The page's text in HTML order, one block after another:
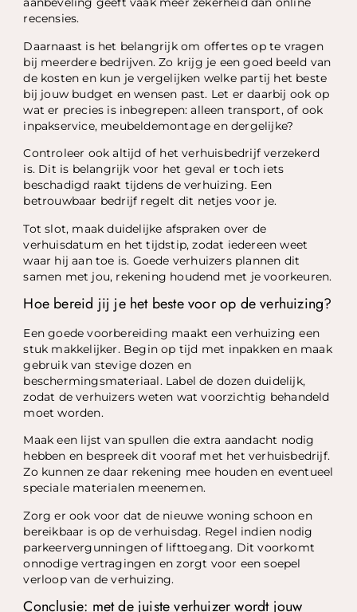
aanbeveling geeft vaak meer zekerheid dan online
recensies.
Daarnaast is het belangrijk om offertes op te vragen
bij meerdere bedrijven. Zo krijg je een goed beeld van
de kosten en kun je vergelijken welke partij het beste
bij jouw budget en wensen past. Let er daarbij ook op
wat er precies is inbegrepen: alleen transport, of ook
inpakservice, meubeldemontage en dergelijke?
Controleer ook altijd of het verhuisbedrijf verzekerd
is. Dit is belangrijk voor het geval er toch iets
beschadigd raakt tijdens de verhuizing. Een
betrouwbaar bedrijf regelt dit netjes voor je.
Tot slot, maak duidelijke afspraken over de
verhuisdatum en het tijdstip, zodat iedereen weet
waar hij aan toe is. Goede verhuizers plannen dit
samen met jou, rekening houdend met je voorkeuren.
Hoe bereid jij je het beste voor op de verhuizing?
Een goede voorbereiding maakt een verhuizing een
stuk makkelijker. Begin op tijd met inpakken en maak
gebruik van stevige dozen en
beschermingsmateriaal. Label de dozen duidelijk,
zodat de verhuizers weten wat voorzichtig behandeld
moet worden.
Maak een lijst van spullen die extra aandacht nodig
hebben en bespreek dit vooraf met het verhuisbedrijf.
Zo kunnen ze daar rekening mee houden en eventueel
speciale materialen meenemen.
Zorg er ook voor dat de nieuwe woning schoon en
bereikbaar is op de verhuisdag. Regel indien nodig
parkeervergunningen of lifttoegang. Dit voorkomt
onnodige vertragingen en zorgt voor een soepel
verloop van de verhuizing.
Conclusie: met de juiste verhuizer wordt jouw